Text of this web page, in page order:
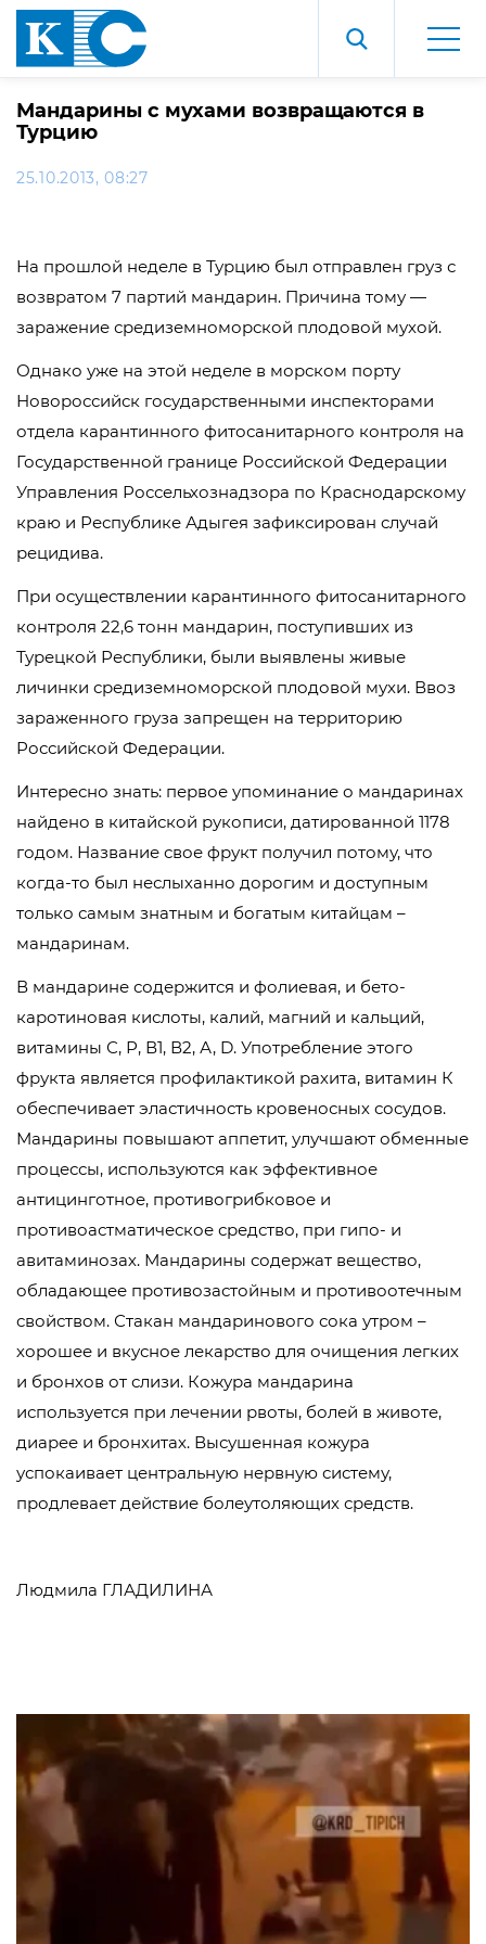
Мандарины с мухами возвращаются в
Турцию
25.10.2013, 08:27
На прошлой неделе в Турцию был отправлен груз с
возвратом 7 партий мандарин. Причина тому —
заражение средиземноморской плодовой мухой.
Однако уже на этой неделе в морском порту
Новороссийск государственными инспекторами
отдела карантинного фитосанитарного контроля на
Государственной границе Российской Федерации
Управления Россельхознадзора по Краснодарскому
краю и Республике Адыгея зафиксирован случай
рецидива.
При осуществлении карантинного фитосанитарного
контроля 22,6 тонн мандарин, поступивших из
Турецкой Республики, были выявлены живые
личинки средиземноморской плодовой мухи. Ввоз
зараженного груза запрещен на территорию
Российской Федерации.
Интересно знать: первое упоминание о мандаринах
найдено в китайской рукописи, датированной 1178
годом. Название свое фрукт получил потому, что
когда-то был неслыханно дорогим и доступным
только самым знатным и богатым китайцам –
мандаринам.
В мандарине содержится и фолиевая, и бето-
каротиновая кислоты, калий, магний и кальций,
витамины С, Р, В1, В2, А, D. Употребление этого
фрукта является профилактикой рахита, витамин К
обеспечивает эластичность кровеносных сосудов.
Мандарины повышают аппетит, улучшают обменные
процессы, используются как эффективное
антицинготное, противогрибковое и
противоастматическое средство, при гипо- и
авитаминозах. Мандарины содержат вещество,
обладающее противозастойным и противоотечным
свойством. Стакан мандаринового сока утром –
хорошее и вкусное лекарство для очищения легких
и бронхов от слизи. Кожура мандарина
используется при лечении рвоты, болей в животе,
диарее и бронхитах. Высушенная кожура
успокаивает центральную нервную систему,
продлевает действие болеутоляющих средств.
Людмила ГЛАДИЛИНА